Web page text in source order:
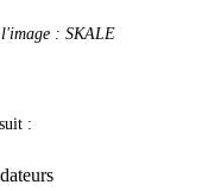
: SKALE
: